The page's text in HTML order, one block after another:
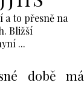
a to přesně na
Bližší
...
době má